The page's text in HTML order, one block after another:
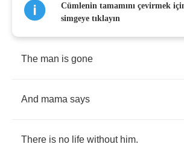
The man is gone
And mama says
There is no life without him.
Cümlenin tamamını çevirmek
simgeye tıklayın